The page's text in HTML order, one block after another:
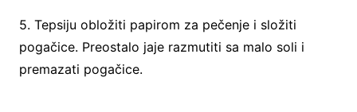
5. Tepsiju obložiti papirom za pečenje i složiti
pogačice. Preostalo jaje razmutiti sa malo soli i
premazati pogačice.